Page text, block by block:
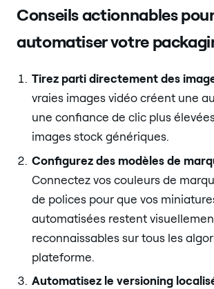
Conseils actionnables pour
automatiser votre
Tirez parti directement des
vraies images vidéo créent une
une confiance de clic plus
images stock génériques.
Configurez des modèles de
Connectez vos couleurs de
de polices pour que vos
automatisées restent
reconnaissables sur tous les
plateforme.
Automatisez le versioning